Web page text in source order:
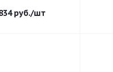
руб./шт